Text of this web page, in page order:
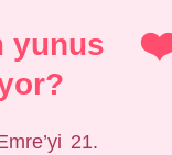
yunus
21.